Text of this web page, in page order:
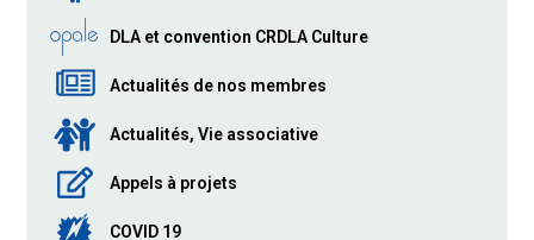
DLA et convention CRDLA Culture
Actualités de nos membres
Actualités, Vie associative
Appels à projets
COVID 19